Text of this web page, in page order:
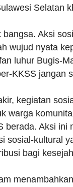
Selatan
bangsa. Aksi
wujud nyata
luhur Bugis-
KKSS jangan
kegiatan
warga
berada. Aksi ini
sosial-kultural
bagi